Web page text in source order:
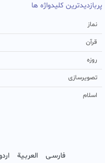
پربازدیدترین کلیدواژه ها
نماز
قرآن
روزه
تصویرسازی
اسلام
فارسـی العربـیة اردو